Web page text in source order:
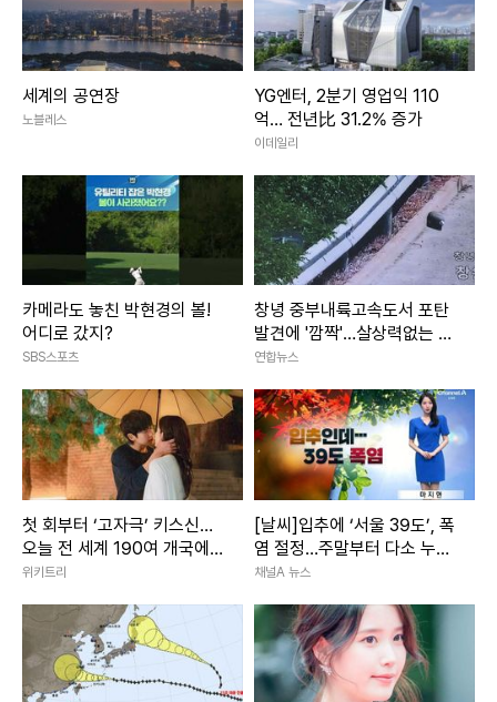
세계의 공연장
노블레스
YG엔터, 2분기 영업익 110
억… 전년比 31.2% 증가
이데일리
카메라도 놓친 박현경의 볼!
어디로 갔지?
SBS스포츠
창녕 중부내륙고속도서 포탄
발견에 '깜짝'…살상력없는 모
의탄(종합)
연합뉴스
첫 회부터 ‘고자극’ 키스신…
오늘 전 세계 190여 개국에
풀리는 ‘한국 드라마’
위키트리
[날씨]입추에 ‘서울 39도’, 폭
염 절정…주말부터 다소 누그
러져
채널A 뉴스